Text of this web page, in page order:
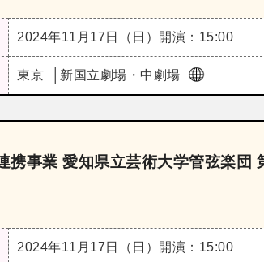
2024年11月17日（日） 開演：15:00
東京 新国立劇場・中劇場
携事業 愛知県立芸術大学管弦楽団
2024年11月17日（日） 開演：15:00